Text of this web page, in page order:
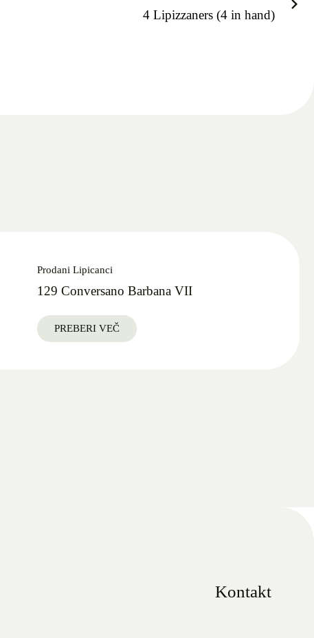
4 Lipizzaners (4 in hand)
Prodani Lipicanci
129 Conversano Barbana VII
PREBERI VEČ
Kontakt